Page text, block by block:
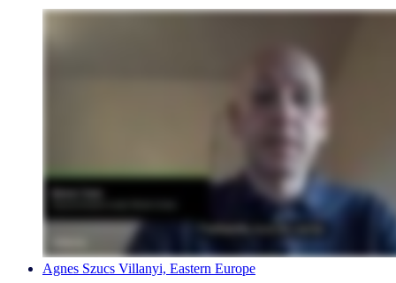
Agnes Szucs Villanyi, Eastern Europe